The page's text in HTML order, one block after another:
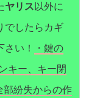
ヤリス 以外に
でしたらカギ
い！
・鍵の
キー、キー閉
部紛失からの作